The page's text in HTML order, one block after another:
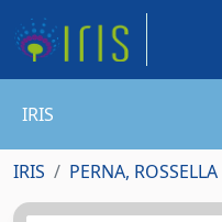
IRIS
IRIS PERNA, ROSSELLA